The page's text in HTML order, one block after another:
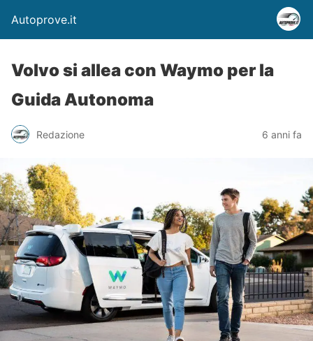
Autoprove.it
Volvo si allea con Waymo per la
Guida Autonoma
Redazione 6 anni fa